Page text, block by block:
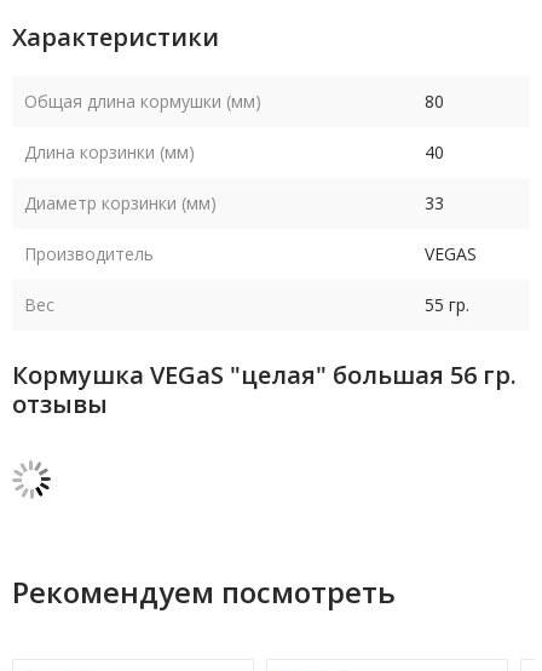
Характеристики
Общая длина кормушки (мм) 80
Длина корзинки (мм) 40
Диаметр корзинки (мм) 33
Производитель VEGAS
Вес 55 гр.
Кормушка VEGaS "целая" большая 56 гр.
отзывы
Рекомендуем посмотреть